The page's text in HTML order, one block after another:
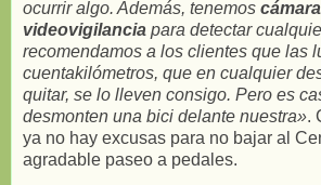
ocurrir algo. Además, tenemos
videovigilancia para detectar
recomendamos a los clientes que las
cuentakilómetros, que en cualquier
quitar, se lo lleven consigo. Pero es
desmonten una bici delante nuestra».
ya no hay excusas para no bajar al
agradable paseo a pedales.